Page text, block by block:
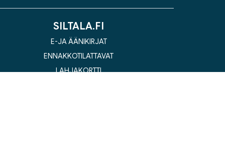
SILTALA.FI
E-JA ÄÄNIKIRJAT
ENNAKKOTILATTAVAT
LAHJAKORTTI